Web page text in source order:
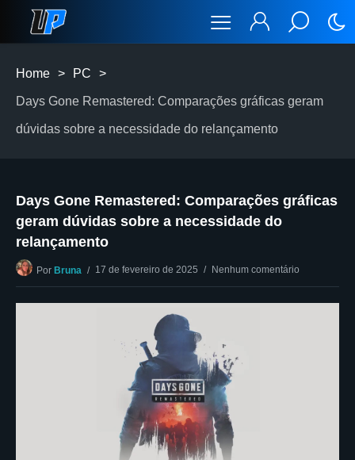
Home > PC >
Days Gone Remastered: Comparações gráficas geram
dúvidas sobre a necessidade do relançamento
Days Gone Remastered: Comparações gráficas
geram dúvidas sobre a necessidade do
relançamento
Por Bruna 17 de fevereiro de 2025 Nenhum comentário